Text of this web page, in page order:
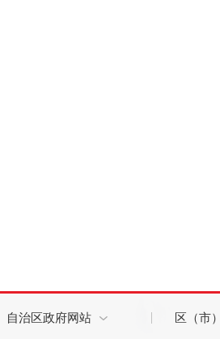
自治区政府网站 区（市